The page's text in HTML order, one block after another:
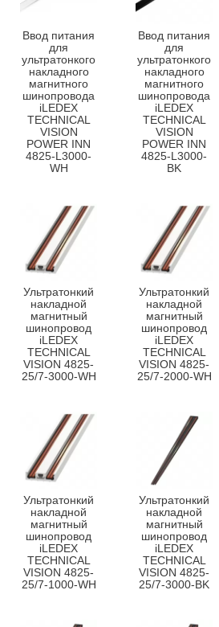
Ввод питания
для
ультратонкого
накладного
магнитного
шинопровода
iLEDEX
TECHNICAL
VISION
POWER INN
4825-L3000-
WH
Ввод питания
для
ультратонкого
накладного
магнитного
шинопровода
iLEDEX
TECHNICAL
VISION
POWER INN
4825-L3000-
BK
Ультратонкий
накладной
магнитный
шинопровод
iLEDEX
TECHNICAL
VISION 4825-
25/7-3000-WH
Ультратонкий
накладной
магнитный
шинопровод
iLEDEX
TECHNICAL
VISION 4825-
25/7-2000-WH
Ультратонкий
накладной
магнитный
шинопровод
iLEDEX
TECHNICAL
VISION 4825-
25/7-1000-WH
Ультратонкий
накладной
магнитный
шинопровод
iLEDEX
TECHNICAL
VISION 4825-
25/7-3000-BK